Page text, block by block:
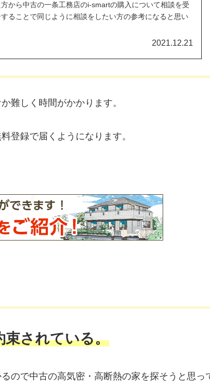
から中古の一条工務店のi-smartの購入について相談を受
ることで同じように相談をしたい方の参考になると思い
2021.12.21
難しく時間がかかります。
登録で届くようになります。
束されている。
ので中古の高気密・高断熱の家を探そうと思っ